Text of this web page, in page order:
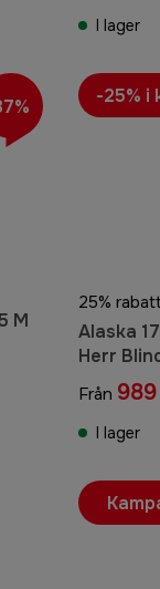
I lager
M
25%
Alaska
Herr
Från
I lager
-25% i